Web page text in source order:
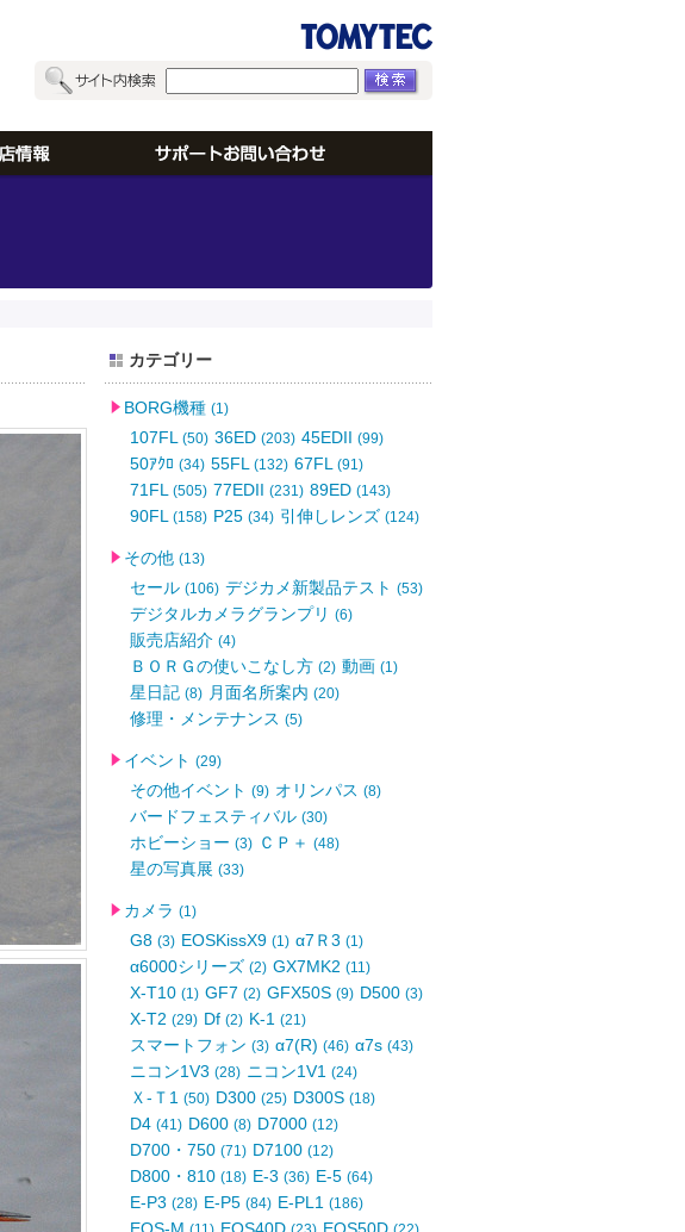
カテゴリー
BORG機種 (1)
107FL (50) 36ED (203) 45EDII (99)
50ｱｸﾛ (34) 55FL (132) 67FL (91)
71FL (505) 77EDII (231) 89ED (143)
90FL (158) P25 (34) 引伸しレンズ (124)
その他 (13)
セール (106) デジカメ新製品テスト (53)
デジタルカメラグランプリ (6)
販売店紹介 (4)
ＢＯＲＧの使いこなし方 (2) 動画 (1)
星日記 (8) 月面名所案内 (20)
修理・メンテナンス (5)
イベント (29)
その他イベント (9) オリンパス (8)
バードフェスティバル (30)
ホビーショー (3) ＣＰ＋ (48)
星の写真展 (33)
カメラ (1)
G8 (3) EOSKissX9 (1) α7Ｒ3 (1)
α6000シリーズ (2) GX7MK2 (11)
X-T10 (1) GF7 (2) GFX50S (9) D500 (3)
X-T2 (29) Df (2) K-1 (21)
スマートフォン (3) α7(R) (46) α7s (43)
ニコン1V3 (28) ニコン1V1 (24)
Ｘ-Ｔ1 (50) D300 (25) D300S (18)
D4 (41) D600 (8) D7000 (12)
D700・750 (71) D7100 (12)
D800・810 (18) E-3 (36) E-5 (64)
E-P3 (28) E-P5 (84) E-PL1 (186)